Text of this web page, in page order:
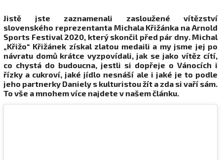
Jistě jste zaznamenali zasloužené vítězství
slovenského reprezentanta Michala Křižánka na Arnold
Sports Festival 2020, který skončil před pár dny. Michal
„Křižo“ Křižánek získal zlatou medaili a my jsme jej po
návratu domů krátce vyzpovídali, jak se jako vítěz cítí,
co chystá do budoucna, jestli si dopřeje o Vánocích i
řízky a cukroví, jaké jídlo nesnáší ale i jaké je to podle
jeho partnerky Daniely s kulturistou žít a zda si vaří sám.
To vše a mnohem více najdete v našem článku.